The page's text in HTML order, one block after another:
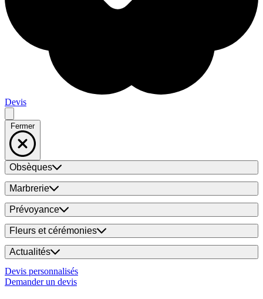
Devis
Fermer
Obsèques
Marbrerie
Prévoyance
Fleurs et cérémonies
Actualités
Devis personnalisés
Demander un devis